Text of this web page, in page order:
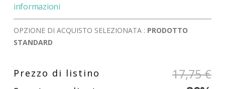
informazioni
OPZIONE DI ACQUISTO SELEZIONATA : PRODOTTO
STANDARD
17,75 €